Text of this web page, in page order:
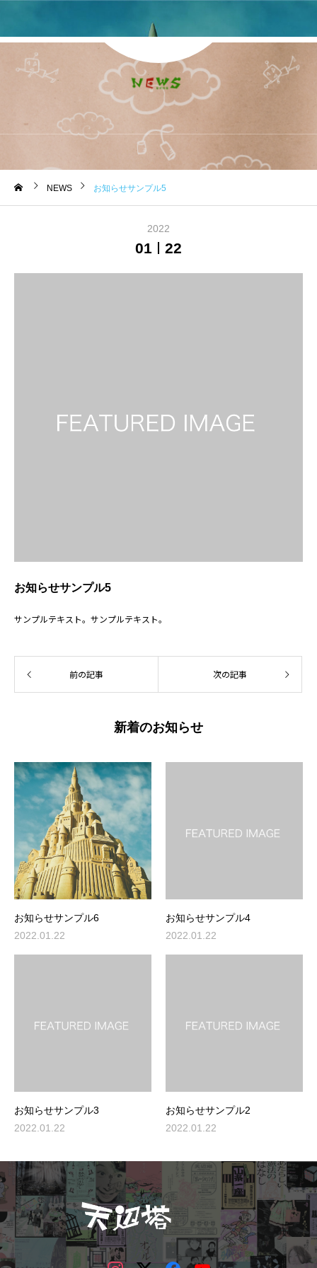
お知らせ
NEWS お知らせサンプル5
2022
01 22
お知らせサンプル5
サンプルテキスト。サンプルテキスト。
前の記事 次の記事
新着のお知らせ
お知らせサンプル6
2022.01.22
お知らせサンプル4
2022.01.22
お知らせサンプル3
2022.01.22
お知らせサンプル2
2022.01.22